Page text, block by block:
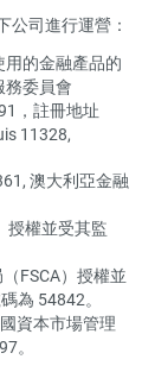
公司進行運營：
的金融產品的
委員會
，註冊地址
11328,
澳大利亞金融
授權並受其監
FSCA）授權並
為 54842。
資本市場管理
。